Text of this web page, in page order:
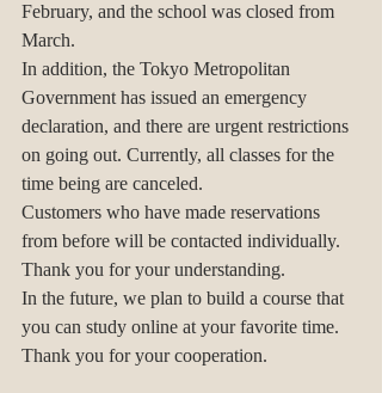
February, and the school was closed from
March.
In addition, the Tokyo Metropolitan
Government has issued an emergency
declaration, and there are urgent restrictions
on going out. Currently, all classes for the
time being are canceled.
Customers who have made reservations
from before will be contacted individually.
Thank you for your understanding.
In the future, we plan to build a course that
you can study online at your favorite time.
Thank you for your cooperation.